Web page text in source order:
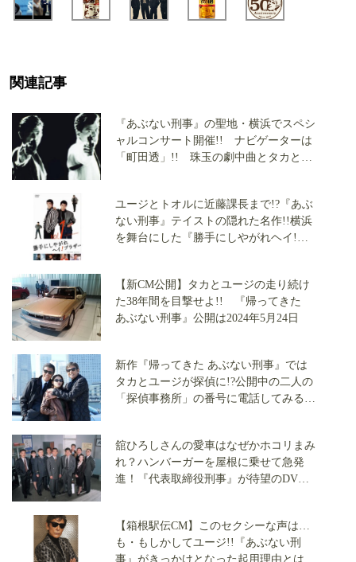
関連記事
『あぶない刑事』の聖地・横浜でスペシ
ャルコンサート開催!! ナビゲーターは
「町田透」!! 珠玉の劇中曲とタカとユ
ユージとトオルに近藤課長まで!?『あぶ
ない刑事』テイストの隠れた名作!!横浜
を舞台にした『勝手にしやがれヘイ!ブ
【新CM公開】タカとユージの走り続け
た38年間を目撃せよ!! 『帰ってきた
あぶない刑事』公開は2024年5月24日
新作『帰ってきた あぶない刑事』では
タカとユージが探偵に!?公開中の二人の
「探偵事務所」の番号に電話してみる
舘ひろしさんの愛車はなぜかホコリまみ
れ？ハンバーガーを屋根に乗せて急発
進！『代表取締役刑事』が待望のDVD
【箱根駅伝CM】このセクシーな声は…
も・もしかしてユージ!!『あぶない刑
事』がきっかけとなった起用理由とは!?